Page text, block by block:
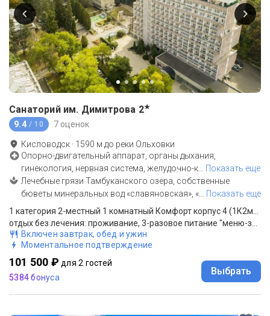
Санаторий им. Димитрова 2★
9.4 / 10 7 оценок
Кисловодск · 1590 м до реки Ольховки
Опорно-двигательный аппарат, органы дыхания,
гинекология, нервная система, желудочно-к… Показать еще
Лечебные грязи Тамбуканского озера, собственные
бюветы минеральных вод «славяновская», «… Показать еще
1 категория 2-местный 1 комнатный Комфорт корпус 4 (1К2м1к4К)
отдых без лечения: проживание, 3-разовое питание "меню-заказ", консультация врача
Включен завтрак, обед и ужин
Моментальное подтверждение
101 500 ₽ для 2 гостей
5384 бонуса
Выбрать